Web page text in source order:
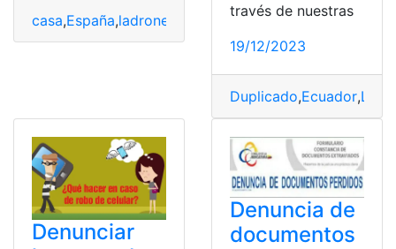
casa,España,ladrones Navidad, parecer, recomendación
través de nuestras
19/12/2023
Duplicado,Ecuador,
Denunciar
Denuncia de
documentos